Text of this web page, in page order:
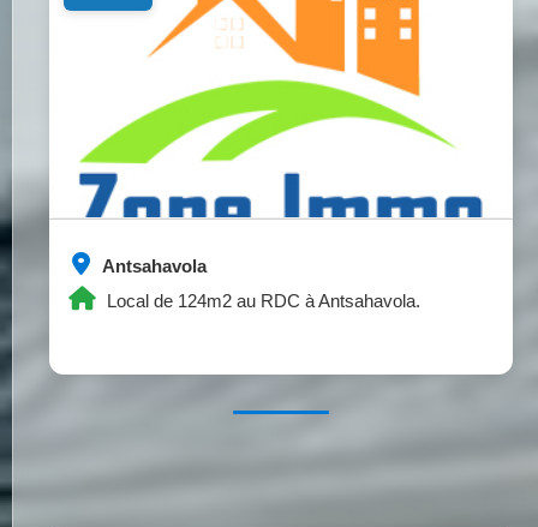
Antsahavola
Local de 124m2 au RDC à Antsahavola.